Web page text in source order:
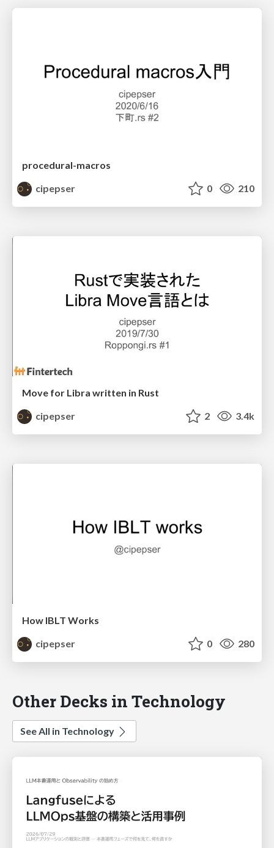
procedural-macros
cipepser
0 210
Move for Libra written in Rust
cipepser
2 3.4k
How IBLT Works
cipepser
0 280
Other Decks in Technology
See All in Technology